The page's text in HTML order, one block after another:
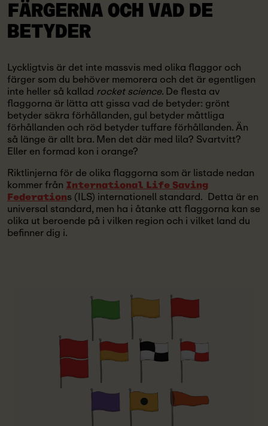
FÄRGERNA OCH VAD DE
BETYDER
Lyckligtvis är det inte massvis med olika flaggor och
färger som du behöver memorera och det är egentligen
inte heller så kallad rocket science. De flesta av
flaggorna är lätta att gissa vad de betyder: grönt
betyder säkra förhållanden, gul betyder måttliga
förhållanden och röd betyder tuffare förhållanden. Än
så länge är allt bra. Men det där med lila? Svartvitt?
Eller en formad kon i orange?
Riktlinjerna för de olika flaggorna som är listade nedan
kommer från International Life Saving
Federations (ILS) internationell standard. Detta är en
universal standard, men ha i åtanke att flaggorna kan se
olika ut beroende på i vilken region och i vilket land du
befinner dig i.